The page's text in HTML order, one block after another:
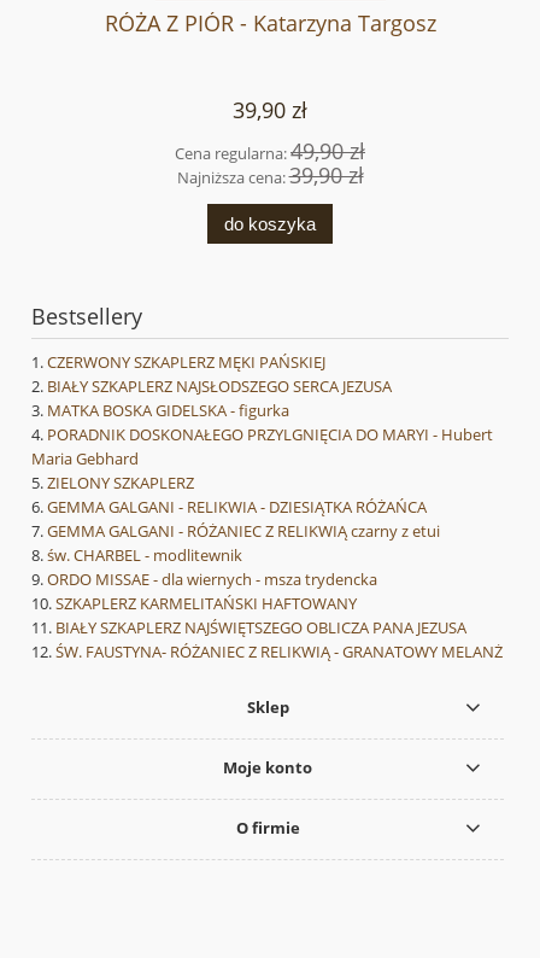
RÓŻA Z PIÓR - Katarzyna Targosz
39,90 zł
Cena regularna:49,90 zł
Najniższa cena:39,90 zł
do koszyka
Bestsellery
CZERWONY SZKAPLERZ MĘKI PAŃSKIEJ
BIAŁY SZKAPLERZ NAJSŁODSZEGO SERCA JEZUSA
MATKA BOSKA GIDELSKA - figurka
PORADNIK DOSKONAŁEGO PRZYLGNIĘCIA DO MARYI - Hubert
Maria Gebhard
ZIELONY SZKAPLERZ
GEMMA GALGANI - RELIKWIA - DZIESIĄTKA RÓŻAŃCA
GEMMA GALGANI - RÓŻANIEC Z RELIKWIĄ czarny z etui
św. CHARBEL - modlitewnik
ORDO MISSAE - dla wiernych - msza trydencka
SZKAPLERZ KARMELITAŃSKI HAFTOWANY
BIAŁY SZKAPLERZ NAJŚWIĘTSZEGO OBLICZA PANA JEZUSA
ŚW. FAUSTYNA- RÓŻANIEC Z RELIKWIĄ - GRANATOWY MELANŻ
Sklep
Moje konto
O firmie